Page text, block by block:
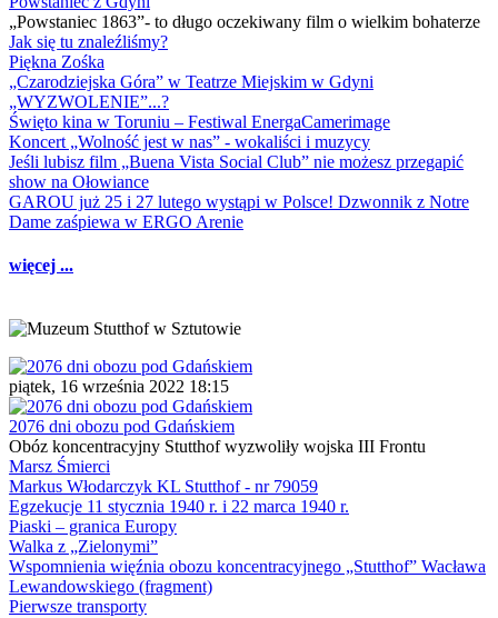
„Powstaniec 1863”- to długo oczekiwany film o wielkim bohaterze
Jak się tu znaleźliśmy?
Piękna Zośka
„Czarodziejska Góra” w Teatrze Miejskim w Gdyni
„WYZWOLENIE”...?
Święto kina w Toruniu – Festiwal EnergaCamerimage
Koncert „Wolność jest w nas” - wokaliści i muzycy
Jeśli lubisz film „Buena Vista Social Club” nie możesz przegapić
show na Ołowiance
GAROU już 25 i 27 lutego wystąpi w Polsce! Dzwonnik z Notre
Dame zaśpiewa w ERGO Arenie
więcej ...
piątek, 16 września 2022 18:15
2076 dni obozu pod Gdańskiem
Obóz koncentracyjny Stutthof wyzwoliły wojska III Frontu
Marsz Śmierci
Markus Włodarczyk KL Stutthof - nr 79059
Egzekucje 11 stycznia 1940 r. i 22 marca 1940 r.
Piaski – granica Europy
Walka z „Zielonymi”
Wspomnienia więźnia obozu koncentracyjnego „Stutthof” Wacława
Lewandowskiego (fragment)
Pierwsze transporty